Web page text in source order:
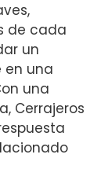
de cada
un
en una
una
Cerrajeros